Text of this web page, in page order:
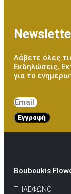
Λάβετε όλες
Εκδηλώσεις,
για το
Εγγραφή
Bouboukis
ΤΗΛΕΦΩΝΟ